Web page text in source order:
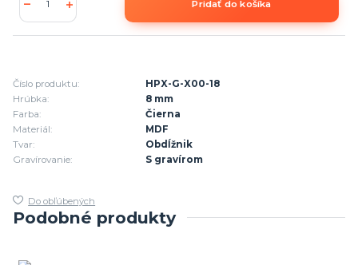
Pridať do košíka
Číslo produktu:
HPX-G-X00-18
Hrúbka:
8 mm
Farba:
Čierna
Materiál:
MDF
Tvar:
Obdĺžnik
Gravírovanie:
S gravírom
Do obľúbených
Podobné produkty